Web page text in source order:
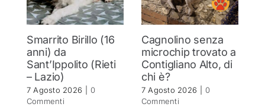
Smarrito Birillo (16
anni) da
Sant’Ippolito (Rieti
– Lazio)
7 Agosto 2026
0
Commenti
Cagnolino senza
microchip trovato a
Contigliano Alto, di
chi è?
7 Agosto 2026
0
Commenti